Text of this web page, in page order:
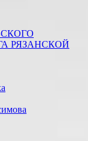
РЯЗАНСКОЙ